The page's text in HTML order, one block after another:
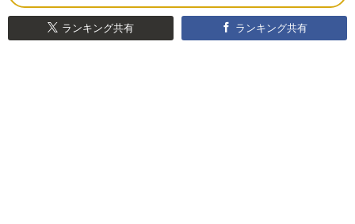
ランキング共有 ランキング共有